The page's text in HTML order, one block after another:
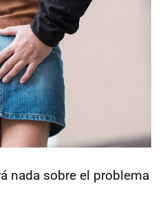
nada sobre el problema